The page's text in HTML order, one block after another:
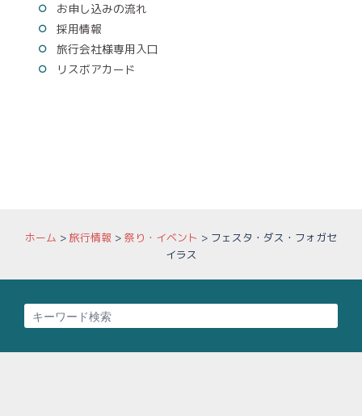
お申し込みの流れ
採用情報
旅行会社様専用入口
リスボアカード
ホーム > 旅行情報 > 祭り・イベント > フェスタ・ダス・フォガセ
イラス